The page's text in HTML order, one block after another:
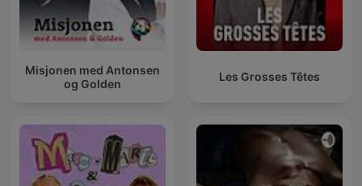
Misjonen med Antonsen
og Golden
Les Grosses Têtes